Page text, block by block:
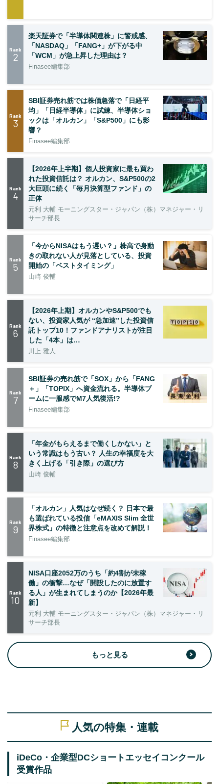
Rank
2
楽天証券で「半導体関連株」に警戒感、
「NASDAQ」「FANG+」が下がる中
「WCM」が急上昇した理由は？
Finasee編集部
Rank
3
SBI証券売れ筋では株価急落で「日経平
均」「日経半導体」に試練、半導体ショ
ックは「オルカン」「S&P500」にも影
響？
Finasee編集部
Rank
4
【2026年上半期】個人投資家に最も買わ
れた投資信託は？ オルカン、S&P500の2
大巨頭に続く「毎月決算型ファンド」の
正体
元利 大輔 モーニングスター・ジャパン（株）マネジャー・リ
サーチ部長
Rank
5
「今からNISAはもう遅い？」株高で身動
きの取れない人が見落としている、投資
開始の「ベストタイミング」
山崎 俊輔
Rank
6
【2026年上期】オルカンやS&P500でも
ない、投資家人気が “急加速”した投資信
託トップ10！ファンドアナリストが注目
した「4本」は…
川上 雅人
Rank
7
SBI証券の売れ筋で「SOX」から「FANG
＋」「TOPIX」へ資金流れる。半導体ブ
ームに一服感でM7人気復活!?
Finasee編集部
Rank
8
「年金がもらえるまで働くしかない」と
いう常識はもう古い？ 人生の幸福度を大
きく上げる「引き際」の選び方
山崎 俊輔
Rank
9
「オルカン」人気はなぜ続く？ 日本で最
も選ばれている投信「eMAXIS Slim 全世
界株式」の特徴と注意点を改めて解説！
Finasee編集部
Rank
10
NISA口座2052万のうち「約4割が未稼
働」の衝撃…なぜ「開設したのに放置す
る人」が生まれてしまうのか【2026年最
新】
元利 大輔 モーニングスター・ジャパン（株）マネジャー・リ
サーチ部長
もっと見る
人気の特集・連載
iDeCo・企業型DCショートエッセイコンクール
受賞作品